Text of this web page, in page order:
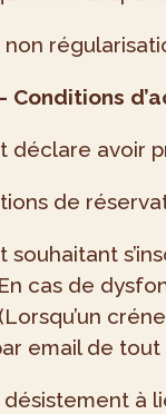
non
Conditions
déclare avoir
de
souhaitant
En cas de
email de
désistement à